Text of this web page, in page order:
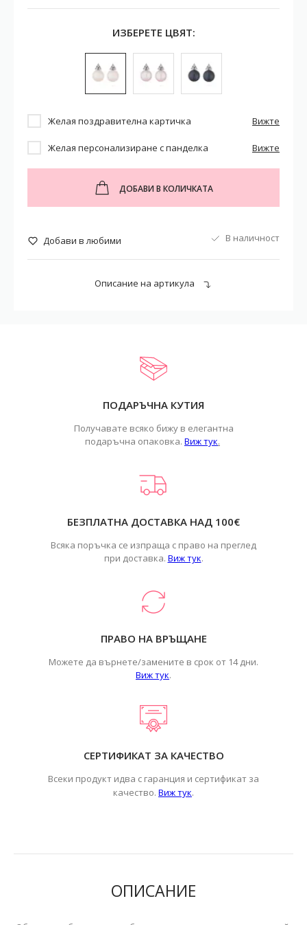
ИЗБЕРЕТЕ ЦВЯТ:
Желая поздравителна картичка Вижте
Желая персонализиране с панделка Вижте
ДОБАВИ В КОЛИЧКАТА
Добави в любими В наличност
Описание на артикула
ПОДАРЪЧНА КУТИЯ
Получавате всяко бижу в елегантна
подаръчна опаковка. Виж тук.
БЕЗПЛАТНА ДОСТАВКА НАД 100€
Всяка поръчка се изпраща с право на преглед
при доставка. Виж тук.
ПРАВО НА ВРЪЩАНЕ
Можете да върнете/замените в срок от 14 дни.
Виж тук.
СЕРТИФИКАТ ЗА КАЧЕСТВО
Всеки продукт идва с гаранция и сертификат за
качество. Виж тук.
ОПИСАНИЕ